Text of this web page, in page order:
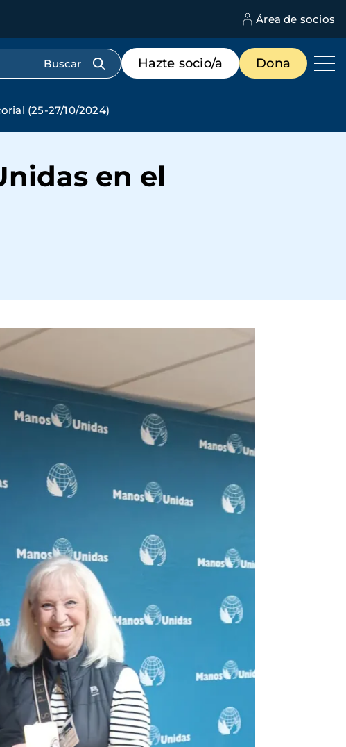
Área de socios
Menú
de
destacados
Hazte socio/a Dona
(25-27/10/2024)
en el